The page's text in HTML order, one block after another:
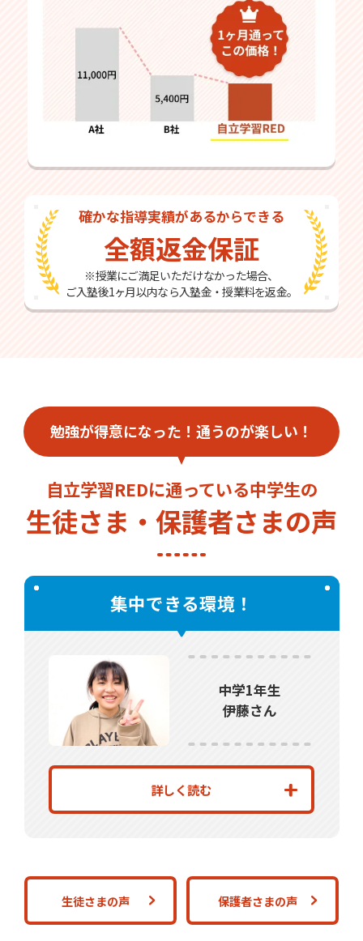
確かな指導実績があるからできる
全額返金保証
※授業にご満足いただけなかった場合、
ご入塾後1ヶ月以内なら入塾金・授業料を返金。
勉強が得意になった！通うのが楽しい！
自立学習REDに通っている中学生の
生徒さま・保護者さまの声
集中できる環境！
中学1年生
伊藤さん
詳しく読む
生徒さまの声 保護者さまの声